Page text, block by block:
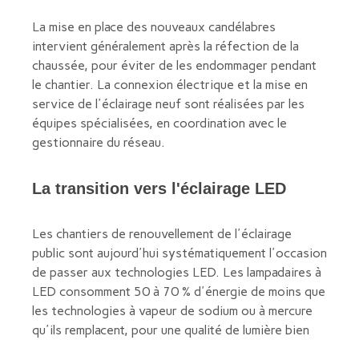
La mise en place des nouveaux candélabres
intervient généralement après la réfection de la
chaussée, pour éviter de les endommager pendant
le chantier. La connexion électrique et la mise en
service de l'éclairage neuf sont réalisées par les
équipes spécialisées, en coordination avec le
gestionnaire du réseau.
La transition vers l'éclairage LED
Les chantiers de renouvellement de l'éclairage
public sont aujourd'hui systématiquement l'occasion
de passer aux technologies LED. Les lampadaires à
LED consomment 50 à 70 % d'énergie de moins que
les technologies à vapeur de sodium ou à mercure
qu'ils remplacent, pour une qualité de lumière bien